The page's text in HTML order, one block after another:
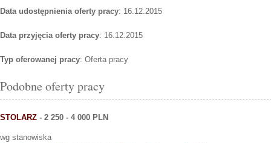
Data udostępnienia oferty pracy: 16.12.2015
Data przyjęcia oferty pracy: 16.12.2015
Typ oferowanej pracy: Oferta pracy
Podobne oferty pracy
STOLARZ - 2 250 - 4 000 PLN
wg stanowiska